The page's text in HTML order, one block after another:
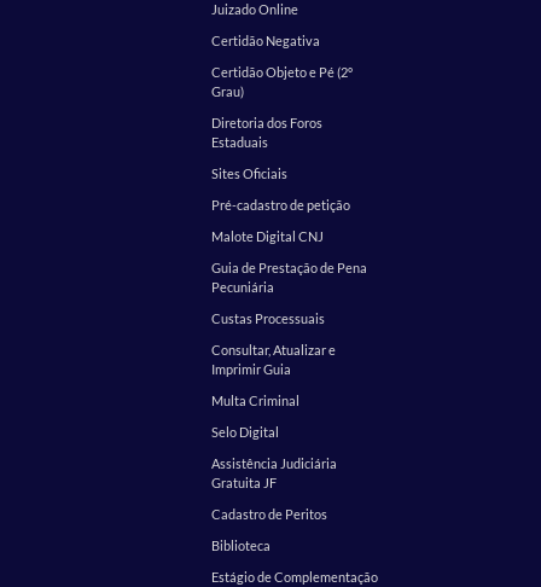
Juizado Online
Certidão Negativa
Certidão Objeto e Pé (2º
Grau)
Diretoria dos Foros
Estaduais
Sites Oficiais
Pré-cadastro de petição
Malote Digital CNJ
Guia de Prestação de Pena
Pecuniária
Custas Processuais
Consultar, Atualizar e
Imprimir Guia
Multa Criminal
Selo Digital
Assistência Judiciária
Gratuita JF
Cadastro de Peritos
Biblioteca
Estágio de Complementação